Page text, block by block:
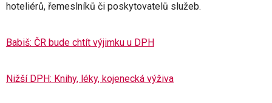
hoteliérů, řemeslníků či poskytovatelů služeb.
Babiš: ČR bude chtít výjimku u DPH
Nižší DPH: Knihy, léky, kojenecká výživa